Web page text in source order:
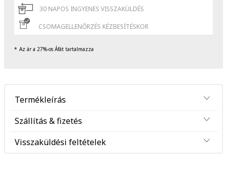
30 NAPOS INGYENES VISSZAKÜLDÉS
CSOMAGELLENŐRZÉS KÉZBESÍTÉSKOR
Az ár a 27%-os Áfát tartalmazza
Termékleírás
Szállítás & fizetés
Visszaküldési feltételek